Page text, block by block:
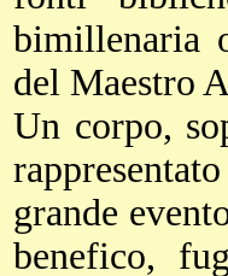
bimillenaria
del Maestro
Un corpo,
grande
benefico,